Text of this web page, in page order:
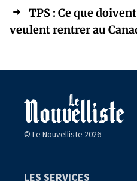
TPS : Ce que
veulent rentrer au
© Le Nouvelliste 2026
LES SERVICES